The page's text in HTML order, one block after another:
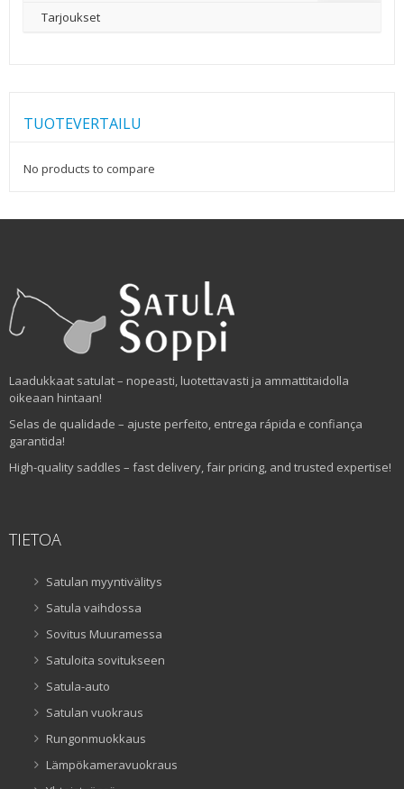
Tarjoukset
TUOTEVERTAILU
No products to compare
Laadukkaat satulat – nopeasti, luotettavasti ja ammattitaidolla
oikeaan hintaan!
Selas de qualidade – ajuste perfeito, entrega rápida e confiança
garantida!
High-quality saddles – fast delivery, fair pricing, and trusted expertise!
TIETOA
Satulan myyntivälitys
Satula vaihdossa
Sovitus Muuramessa
Satuloita sovitukseen
Satula-auto
Satulan vuokraus
Rungonmuokkaus
Lämpökameravuokraus